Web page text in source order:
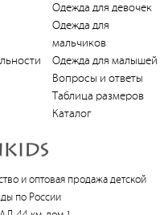
Одежда для девочек
Одежда для
мальчиков
Одежда для малышей
Вопросы и ответы
Таблица размеров
Каталог
и оптовая продажа детской
по России